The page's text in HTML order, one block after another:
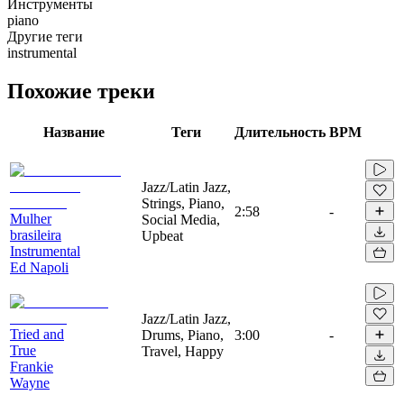
Инструменты
piano
Другие теги
instrumental
Похожие треки
Название Теги Длительность BPM
Mulher
brasileira
Instrumental
Ed Napoli
Jazz/Latin Jazz,
Strings, Piano,
Social Media,
Upbeat
2:58 -
Tried and
True
Frankie
Wayne
Jazz/Latin Jazz,
Drums, Piano,
Travel, Happy
3:00 -